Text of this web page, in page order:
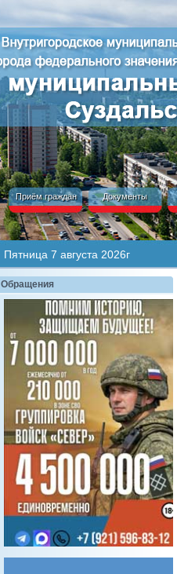
Приём граждан Документы
Пятница 7 августа 2026г
Обращения